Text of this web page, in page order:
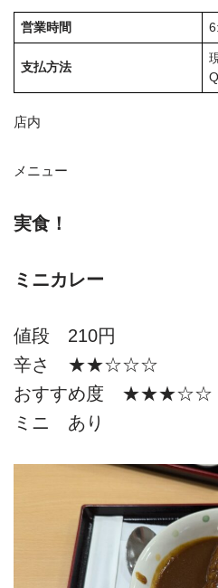
営業時間
支払方法
店内
メニュー
実食！
ミニカレー
値段 210円
辛さ ★★☆☆☆
おすすめ度 ★★★☆☆
ミニ あり